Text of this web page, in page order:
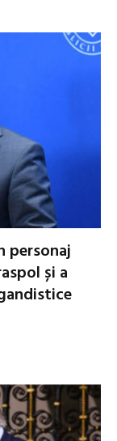
personaj
și a